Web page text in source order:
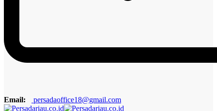
Email: persadaoffice18@gmail.com